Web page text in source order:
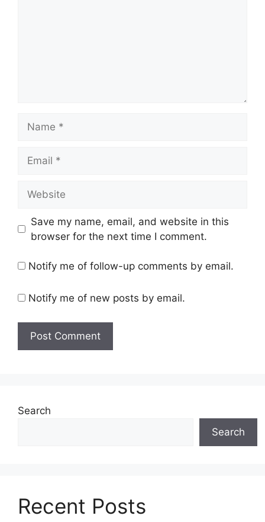
Save my name, email, and website in this
browser for the next time I comment.
Notify me of follow-up comments by email.
Notify me of new posts by email.
Search
Search
Recent Posts